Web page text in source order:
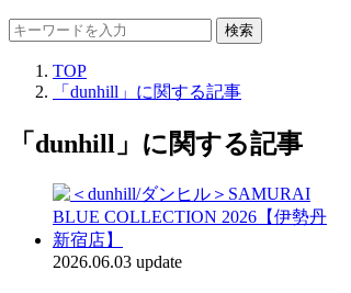
検索
TOP
「dunhill」に関する記事
「dunhill」に関する記事
2026.06.03 update